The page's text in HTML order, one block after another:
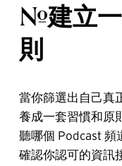
#建立一
則
當你篩選出自己真
養成一套習慣和原
聽哪個 Podcast 頻
確認你認可的資訊